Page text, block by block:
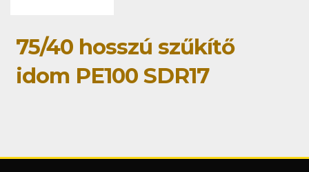
75/40 hosszú szűkítő
idom PE100 SDR17